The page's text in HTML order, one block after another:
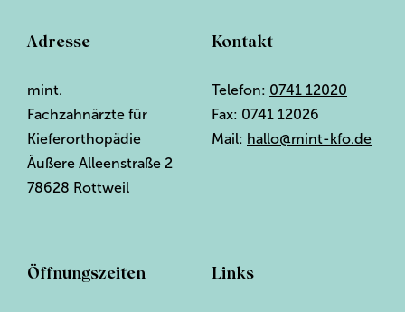
Adresse
mint.
Fachzahnärzte für
Kieferorthopädie
Äußere Alleenstraße 2
78628 Rottweil
Kontakt
Telefon: 0741 12020
Fax: 0741 12026
Mail: hallo@mint-kfo.de
Öffnungszeiten Links